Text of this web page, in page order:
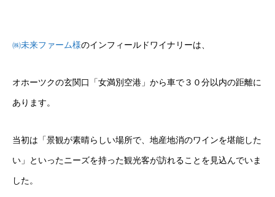
㈱未来ファーム様のインフィールドワイナリーは、
オホーツクの玄関口「女満別空港」から車で３０分以内の距離に
あります。
当初は「景観が素晴らしい場所で、地産地消のワインを堪能した
い」といったニーズを持った観光客が訪れることを見込んでいま
した。